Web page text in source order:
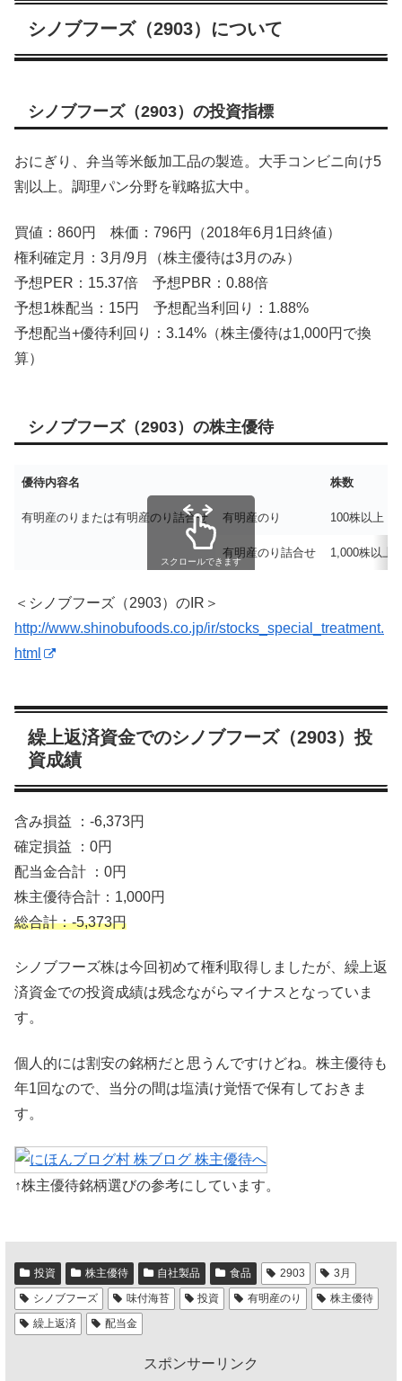
シノブフーズ（2903）について
シノブフーズ（2903）の投資指標
おにぎり、弁当等米飯加工品の製造。大手コンビニ向け5
割以上。調理パン分野を戦略拡大中。
買値：860円 株価：796円（2018年6月1日終値）
権利確定月：3月/9月（株主優待は3月のみ）
予想PER：15.37倍 予想PBR：0.88倍
予想1株配当：15円 予想配当利回り：1.88%
予想配当+優待利回り：3.14%（株主優待は1,000円で換
算）
シノブフーズ（2903）の株主優待
優待内容名 株数
有明産のりまたは有明産のり詰合せ 有明産のり 100株以上
有明産のり詰合せ 1,000株以上
スクロールできます
＜シノブフーズ（2903）のIR＞
http://www.shinobufoods.co.jp/ir/stocks_special_treatment.
html
繰上返済資金でのシノブフーズ（2903）投
資成績
含み損益 ：-6,373円
確定損益 ：0円
配当金合計 ：0円
株主優待合計：1,000円
総合計：-5,373円
シノブフーズ株は今回初めて権利取得しましたが、繰上返
済資金での投資成績は残念ながらマイナスとなっていま
す。
個人的には割安の銘柄だと思うんですけどね。株主優待も
年1回なので、当分の間は塩漬け覚悟で保有しておきま
す。
↑株主優待銘柄選びの参考にしています。
投資 株主優待 自社製品 食品 2903
3月
シノブフーズ
味付海苔 投資 有明産のり
株主優待
繰上返済
配当金
スポンサーリンク